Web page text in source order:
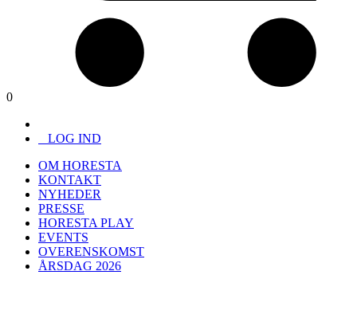
0
LOG IND
OM HORESTA
KONTAKT
NYHEDER
PRESSE
HORESTA PLAY
EVENTS
OVERENSKOMST
ÅRSDAG 2026